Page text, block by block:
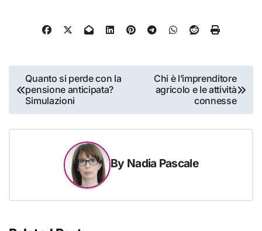
Navigazione
articoli
Quanto si perde con la
pensione anticipata?
Simulazioni
Chi è l’imprenditore
agricolo e le attività
connesse
By Nadia Pascale